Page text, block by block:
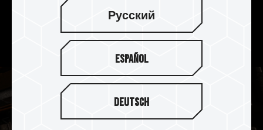
DELTA TUF Gaming RGB DDR5 搭配使用專業導熱
矽膠，強化電源管理晶片(PMIC)散熱設計，有效降
低熱源，穩定電源管理晶片運作效能。
Русский
Español
Deutsch